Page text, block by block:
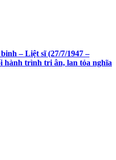
– Liệt sĩ (27/7/1947 –
hành trình tri ân, lan tỏa nghĩa